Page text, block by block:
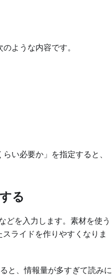
ような内容です。
い必要か」を指定すると、
る
どを入力します。素材を使う
ライドを作りやすくなりま
と、情報量が多すぎて読みに